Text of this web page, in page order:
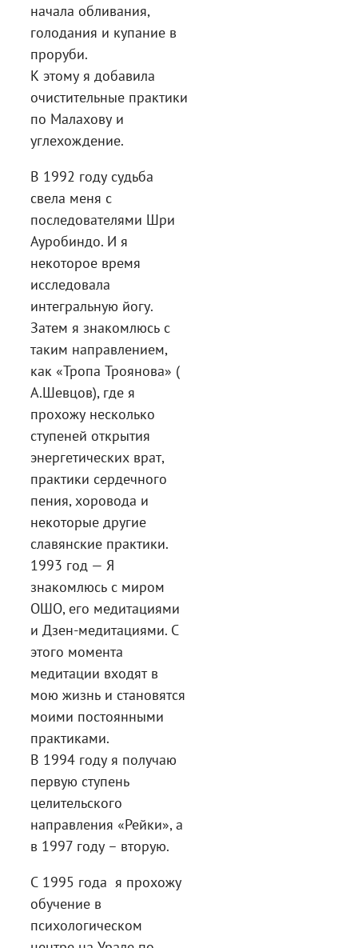
начала обливания,
голодания и купание в
проруби.
К этому я добавила
очистительные практики
по Малахову и
углехождение.
В 1992 году судьба
свела меня с
последователями Шри
Ауробиндо. И я
некоторое время
исследовала
интегральную йогу.
Затем я знакомлюсь с
таким направлением,
как «Тропа Троянова» (
А.Шевцов), где я
прохожу несколько
ступеней открытия
энергетических врат,
практики сердечного
пения, хоровода и
некоторые другие
славянские практики.
1993 год — Я
знакомлюсь с миром
ОШО, его медитациями
и Дзен-медитациями. С
этого момента
медитации входят в
мою жизнь и становятся
моими постоянными
практиками.
В 1994 году я получаю
первую ступень
целительского
направления «Рейки», а
в 1997 году – вторую.
С 1995 года я прохожу
обучение в
психологическом